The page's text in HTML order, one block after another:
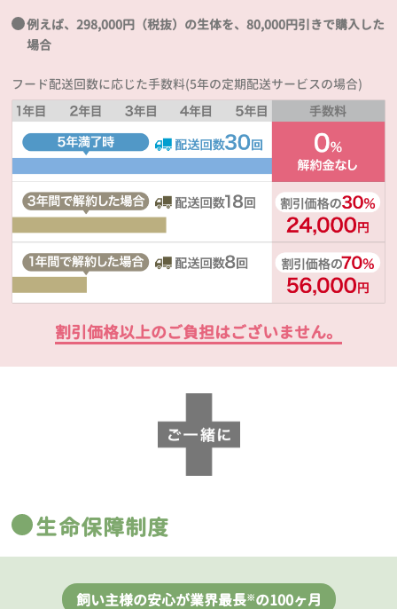
例えば、298,000円（税抜）の生体を、80,000円引きで購入した
場合
フード配送回数に応じた手数料(5年の定期配送サービスの場合)
割引価格以上のご負担はございません。
生命保障制度
飼い主様の安心が業界最長※の100ヶ月